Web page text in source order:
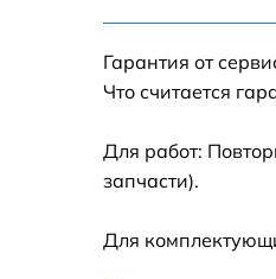
Замена GPS-
Combo
Замена
Настройка
Гарантия от
Что считается
Для работ:
запчасти).
Для